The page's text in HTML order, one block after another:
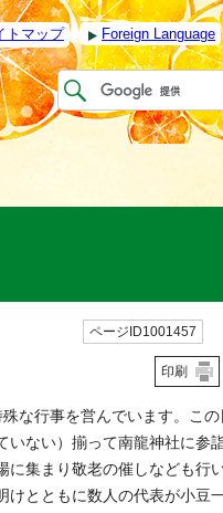
トマップ Foreign Language
ページID1001457
印刷
な行事を営んでいます。こ
ない）揃って南龍神社に参
集まり敬老の催しなども行
けとともに数人の代表が小豆